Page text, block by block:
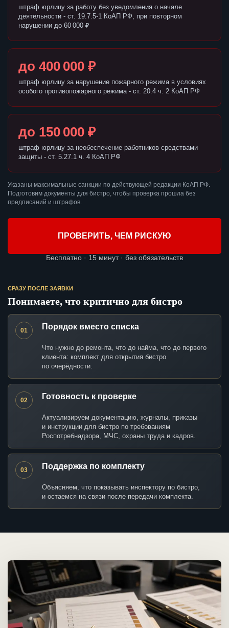
штраф юрлицу за работу без уведомления о начале
деятельности - ст. 19.7.5-1 КоАП РФ, при повторном
нарушении до 60 000 ₽
до 400 000 ₽
штраф юрлицу за нарушение пожарного режима в условиях
особого противопожарного режима - ст. 20.4 ч. 2 КоАП РФ
до 150 000 ₽
штраф юрлицу за необеспечение работников средствами
защиты - ст. 5.27.1 ч. 4 КоАП РФ
Указаны максимальные санкции по действующей редакции КоАП РФ.
Подготовим документы для бистро, чтобы проверка прошла без
предписаний и штрафов.
ПРОВЕРИТЬ, ЧЕМ РИСКУЮ
Бесплатно · 15 минут · без обязательств
СРАЗУ ПОСЛЕ ЗАЯВКИ
Понимаете, что критично для бистро
01 Порядок вместо списка
Что нужно до ремонта, что до найма, что до первого
клиента: комплект для открытия бистро
по очерёдности.
02 Готовность к проверке
Актуализируем документацию, журналы, приказы
и инструкции для бистро по требованиям
Роспотребнадзора, МЧС, охраны труда и кадров.
03 Поддержка по комплекту
Объясняем, что показывать инспектору по бистро,
и остаемся на связи после передачи комплекта.